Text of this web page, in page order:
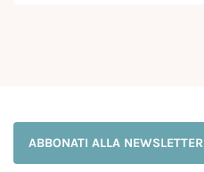
ABBONATI ALLA NEWSLETTER